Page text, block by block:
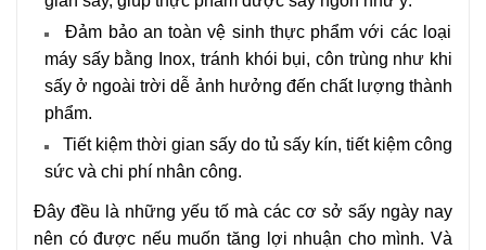
Đảm bảo an toàn vệ sinh thực phẩm với các loại
máy sấy bằng Inox, tránh khói bụi, côn trùng như khi
sấy ở ngoài trời dễ ảnh hưởng đến chất lượng thành
phẩm.
Tiết kiệm thời gian sấy do tủ sấy kín, tiết kiệm công
sức và chi phí nhân công.
Đây đều là những yếu tố mà các cơ sở sấy ngày nay
nên có được nếu muốn tăng lợi nhuận cho mình. Và